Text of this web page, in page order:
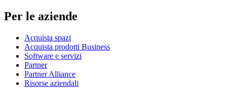
Per le aziende
Acquista spazi
Acquista prodotti Business
Software e servizi
Partner
Partner Alliance
Risorse aziendali